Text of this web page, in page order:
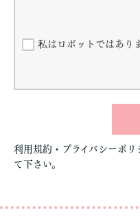
私はロボットではあり
利用規約・プライバシーポ
て下さい。